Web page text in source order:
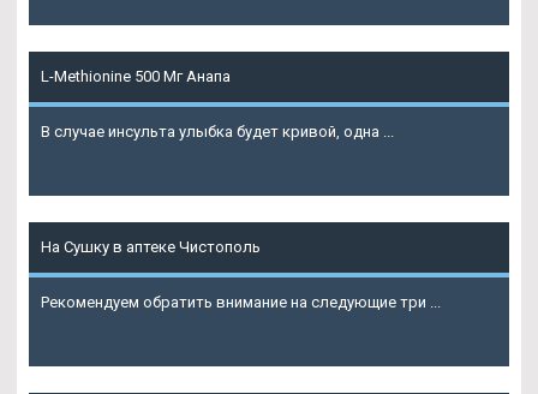
L-Methionine 500 Мг Анапа
В случае инсульта улыбка будет кривой, одна ...
На Сушку в аптеке Чистополь
Рекомендуем обратить внимание на следующие три ...